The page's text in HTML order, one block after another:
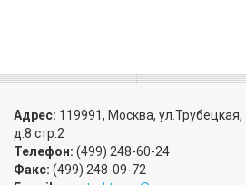
Адрес: 119991, Москва, ул.Трубецкая,
д.8 стр.2
Телефон: (499) 248-60-24
Факс: (499) 248-09-72